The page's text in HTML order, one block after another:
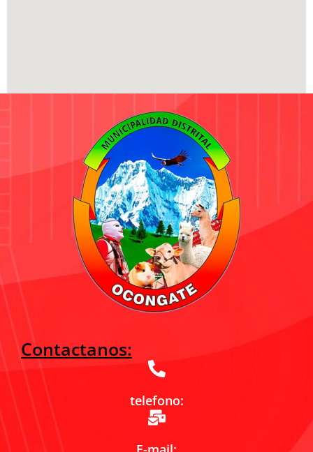
Contactanos:
telefono: